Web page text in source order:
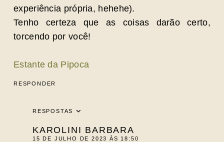
experiência própria, hehehe).
Tenho certeza que as coisas darão certo,
torcendo por você!
Estante da Pipoca
RESPONDER
RESPOSTAS
KAROLINI BARBARA
15 DE JULHO DE 2023 ÀS 18:50